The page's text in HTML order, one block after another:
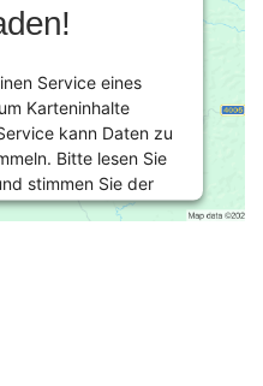
Service eines
Karteninhalte
kann Daten zu
Bitte lesen Sie
stimmen Sie der
zu, um diese Karte